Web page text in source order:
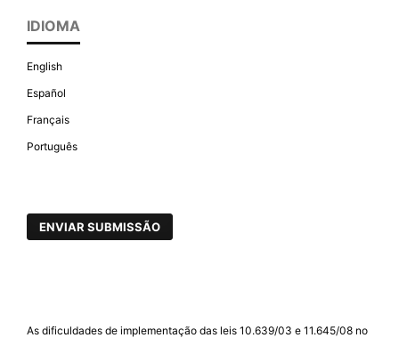
IDIOMA
English
Español
Français
Português
ENVIAR SUBMISSÃO
As dificuldades de implementação das leis 10.639/03 e 11.645/08 no